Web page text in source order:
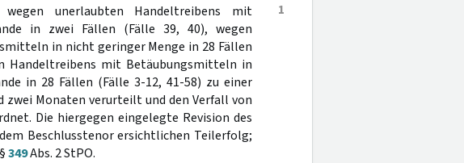
1
unerlaubten Handeltreibens mit
in zwei Fällen (Fälle 39, 40), wegen
in nicht geringer Menge in 28 Fällen
Handeltreibens mit Betäubungsmitteln in
in 28 Fällen (Fälle 3-12, 41-58) zu einer
Monaten verurteilt und den Verfall von
Die hiergegen eingelegte Revision des
Beschlusstenor ersichtlichen Teilerfolg;
349Abs. 2 StPO.